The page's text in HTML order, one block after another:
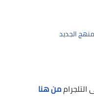
الجديد
من هنا